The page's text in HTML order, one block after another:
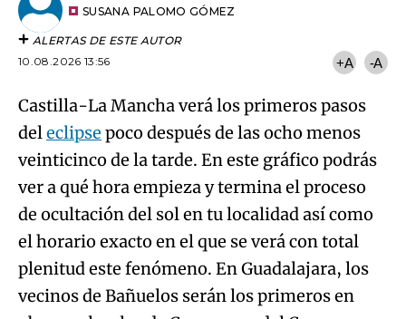
SUSANA PALOMO GÓMEZ
ALERTAS DE ESTE AUTOR
10.08.2026 13:56
+A -A
Castilla-La Mancha verá los primeros pasos
deleclipse poco después de las ocho menos
veinticinco de la tarde. En este gráfico podrás
ver a qué hora empieza y termina el proceso
de ocultación del sol en tu localidad así como
el horario exacto en el que se verá con total
plenitud este fenómeno. En Guadalajara, los
vecinos de Bañuelos serán los primeros en